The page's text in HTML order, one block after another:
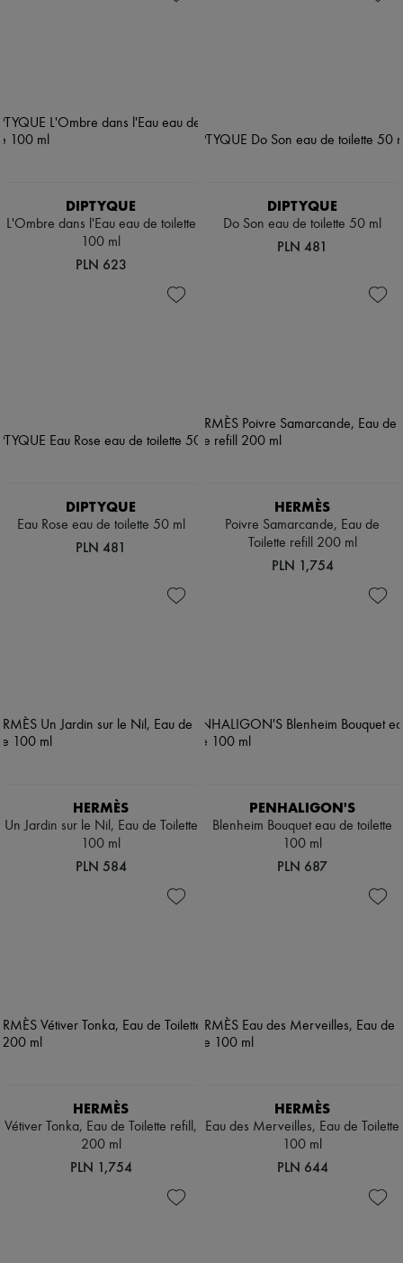
DIPTYQUE
L'Ombre dans l'Eau eau de toilette
100 ml
PLN 623
DIPTYQUE
Do Son eau de toilette 50 ml
PLN 481
DIPTYQUE
Eau Rose eau de toilette 50 ml
PLN 481
HERMÈS
Poivre Samarcande, Eau de
Toilette refill 200 ml
PLN 1,754
HERMÈS
Un Jardin sur le Nil, Eau de Toilette
100 ml
PLN 584
PENHALIGON'S
Blenheim Bouquet eau de toilette
100 ml
PLN 687
HERMÈS
Vétiver Tonka, Eau de Toilette refill,
200 ml
PLN 1,754
HERMÈS
Eau des Merveilles, Eau de Toilette
100 ml
PLN 644